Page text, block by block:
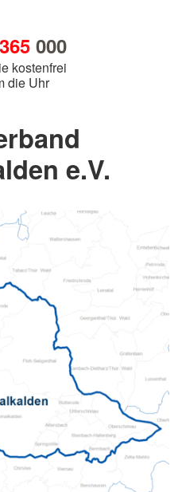
365000
kostenfrei
die Uhr
e.V.